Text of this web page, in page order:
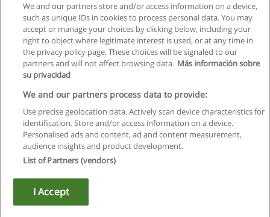
+ информация по E-mail
Правила пользования
Конфиденциальность информации
Напишите Educaedu
Copyright © Educaedu Business S.L. - CIF : B-95610580: -
We and our partners store and/or access information on a device,
such as unique IDs in cookies to process personal data. You may
accept or manage your choices by clicking below, including your
right to object where legitimate interest is used, or at any time in
the privacy policy page. These choices will be signaled to our
partners and will not affect browsing data. Más información sobre
su privacidad
We and our partners process data to provide:
Use precise geolocation data. Actively scan device characteristics for
identification. Store and/or access information on a device.
Personalised ads and content, ad and content measurement,
audience insights and product development.
List of Partners (vendors)
I Accept